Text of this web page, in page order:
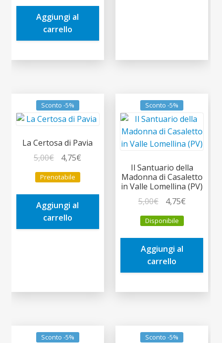
era:
4,00€.
è:
Aggiungi al
carrello
Sconto -5%
La Certosa di Pavia
5,00€
prezzo
originale
era:
5,00€.
4,75€
è:
Prenotabile
Aggiungi al
carrello
Sconto -5%
Il Santuario della
Madonna di Casaletto
in Valle Lomellina (PV)
5,00€
prezzo
originale
era:
5,00€.
4,75€Il
è:
Disponibile
Aggiungi al
carrello
Sconto -5% Sconto -5%